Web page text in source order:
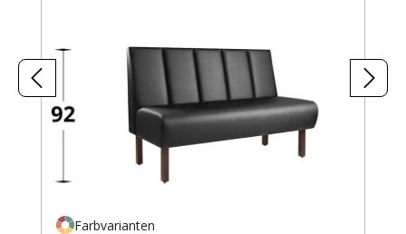
Farbvarianten